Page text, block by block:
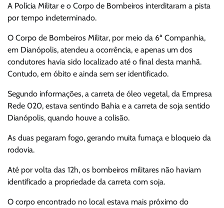
A Polícia Militar e o Corpo de Bombeiros interditaram a pista
por tempo indeterminado.
O Corpo de Bombeiros Militar, por meio da 6ª Companhia,
em Dianópolis, atendeu a ocorrência, e apenas um dos
condutores havia sido localizado até o final desta manhã.
Contudo, em óbito e ainda sem ser identificado.
Segundo informações, a carreta de óleo vegetal, da Empresa
Rede 020, estava sentindo Bahia e a carreta de soja sentido
Dianópolis, quando houve a colisão.
As duas pegaram fogo, gerando muita fumaça e bloqueio da
rodovia.
Até por volta das 12h, os bombeiros militares não haviam
identificado a propriedade da carreta com soja.
O corpo encontrado no local estava mais próximo do